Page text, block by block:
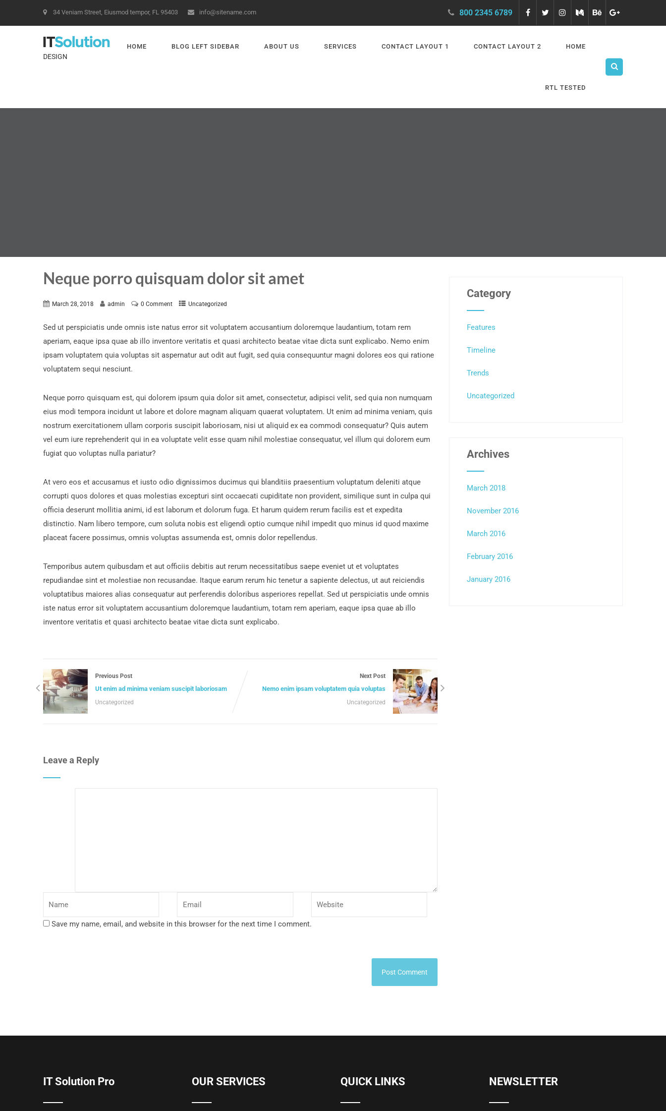
34 Veniam Street, Eiusmod tempor, FL 95403 info@sitename.com 800 2345 6789
DESIGN
HOME BLOG LEFT SIDEBAR ABOUT US SERVICES CONTACT LAYOUT 1 CONTACT LAYOUT 2 HOME
RTL TESTED
Neque porro quisquam dolor sit amet
March 28, 2018 admin 0 Comment Uncategorized
Sed ut perspiciatis unde omnis iste natus error sit voluptatem accusantium doloremque laudantium, totam rem
aperiam, eaque ipsa quae ab illo inventore veritatis et quasi architecto beatae vitae dicta sunt explicabo. Nemo enim
ipsam voluptatem quia voluptas sit aspernatur aut odit aut fugit, sed quia consequuntur magni dolores eos qui ratione
voluptatem sequi nesciunt.
Neque porro quisquam est, qui dolorem ipsum quia dolor sit amet, consectetur, adipisci velit, sed quia non numquam
eius modi tempora incidunt ut labore et dolore magnam aliquam quaerat voluptatem. Ut enim ad minima veniam, quis
nostrum exercitationem ullam corporis suscipit laboriosam, nisi ut aliquid ex ea commodi consequatur? Quis autem
vel eum iure reprehenderit qui in ea voluptate velit esse quam nihil molestiae consequatur, vel illum qui dolorem eum
fugiat quo voluptas nulla pariatur?
At vero eos et accusamus et iusto odio dignissimos ducimus qui blanditiis praesentium voluptatum deleniti atque
corrupti quos dolores et quas molestias excepturi sint occaecati cupiditate non provident, similique sunt in culpa qui
officia deserunt mollitia animi, id est laborum et dolorum fuga. Et harum quidem rerum facilis est et expedita
distinctio. Nam libero tempore, cum soluta nobis est eligendi optio cumque nihil impedit quo minus id quod maxime
placeat facere possimus, omnis voluptas assumenda est, omnis dolor repellendus.
Temporibus autem quibusdam et aut officiis debitis aut rerum necessitatibus saepe eveniet ut et voluptates
repudiandae sint et molestiae non recusandae. Itaque earum rerum hic tenetur a sapiente delectus, ut aut reiciendis
voluptatibus maiores alias consequatur aut perferendis doloribus asperiores repellat. Sed ut perspiciatis unde omnis
iste natus error sit voluptatem accusantium doloremque laudantium, totam rem aperiam, eaque ipsa quae ab illo
inventore veritatis et quasi architecto beatae vitae dicta sunt explicabo.
Previous Post
Ut enim ad minima veniam suscipit laboriosam
Uncategorized
Next Post
Nemo enim ipsam voluptatem quia voluptas
Uncategorized
Leave a Reply
Save my name, email, and website in this browser for the next time I comment.
Category
Features
Timeline
Trends
Uncategorized
Archives
March 2018
November 2016
March 2016
February 2016
January 2016
IT Solution Pro OUR SERVICES QUICK LINKS NEWSLETTER